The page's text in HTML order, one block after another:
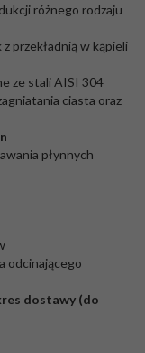
różnego rodzaju
przekładnią w kąpieli
ze stali AISI 304
ciasta oraz
płynnych
odcinającego
dostawy (do